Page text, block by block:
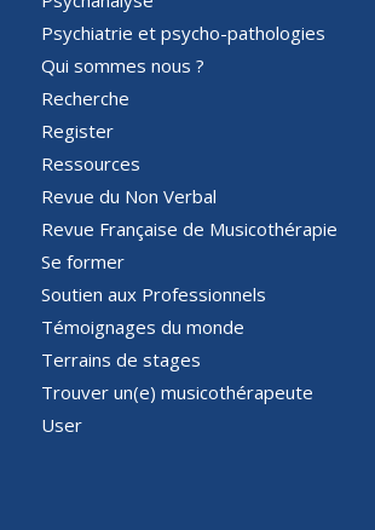
Psychiatrie et psycho-pathologies
Qui sommes nous ?
Recherche
Register
Ressources
Revue du Non Verbal
Revue Française de Musicothérapie
Se former
Soutien aux Professionnels
Témoignages du monde
Terrains de stages
Trouver un(e) musicothérapeute
User